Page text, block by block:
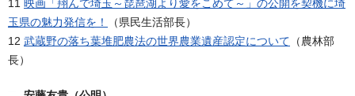
11 映画「翔んで埼玉～琵琶湖より愛をこめて～」の公開を契機に埼
玉県の魅力発信を！
（県民生活部長）
12 武蔵野の落ち葉堆肥農法の世界農業遺産認定について （農林部
長）